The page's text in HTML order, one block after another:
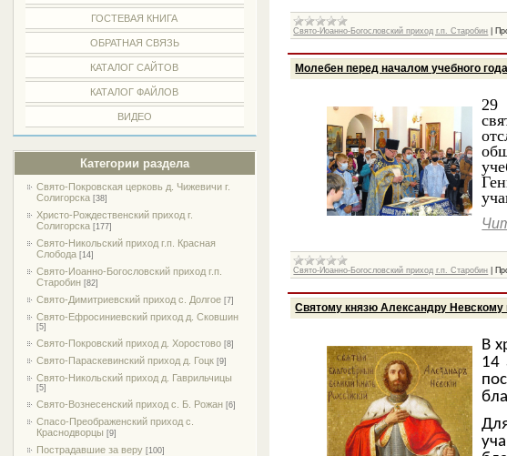
ГОСТЕВАЯ КНИГА
ОБРАТНАЯ СВЯЗЬ
КАТАЛОГ САЙТОВ
КАТАЛОГ ФАЙЛОВ
ВИДЕО
Категории раздела
Свято-Покровская церковь д. Чижевичи г.
Солигорска [38]
Христо-Рождественский приход г.
Солигорска [177]
Свято-Никольский приход г.п. Красная
Слобода [14]
Свято-Иоанно-Богословский приход г.п.
Старобин [82]
Свято-Димитриевский приход с. Долгое [7]
Свято-Ефросиниевский приход д. Сковшин
[5]
Свято-Покровский приход д. Хоростово [8]
Свято-Параскевинский приход д. Гоцк [9]
Свято-Никольский приход д. Гаврильчицы
[5]
Свято-Вознесенский приход с. Б. Рожан [6]
Спасо-Преображенский приход с.
Краснодворцы [9]
Пострадавшие за веру [100]
Свято-Иоанно-Богословский приход г.п. Старобин
Молебен перед началом учебного года
29
Свято-Иоанно-Богословский приход г.п. Старобин
Святому князю Александру Невскому
В
14